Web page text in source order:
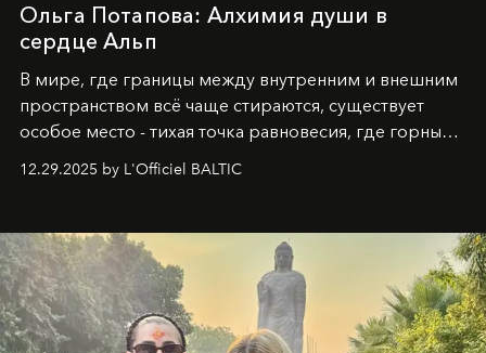
Ольга Потапова: Алхимия души в
сердце Альп
В мире, где границы между внутренним и внешним
пространством всё чаще стираются, существует
особое место - тихая точка равновесия, где горные
вершины Швейцарии встречаются с бездонными
глубинами человеческой души. Здесь, на стыке
Ольга Потапова - женщина, чей путь от поиска
истины превратился в искусство превращения
человеческих кризисов в возможности для
возрождения.
12.29.2025 by L'Officiel BALTIC